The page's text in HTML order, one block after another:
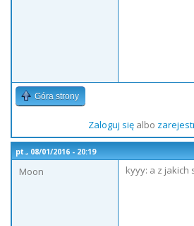
Góra strony
Zaloguj sięalbo
pt., 08/01/2016 - 20:19
Moon
kyyy: a z